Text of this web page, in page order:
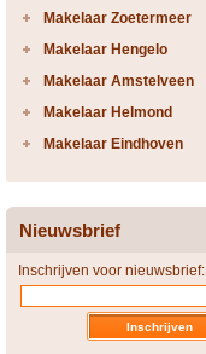
Makelaar Zoetermeer
Makelaar Hengelo
Makelaar Amstelveen
Makelaar Helmond
Makelaar Eindhoven
Nieuwsbrief
Inschrijven voor nieuwsbrief: